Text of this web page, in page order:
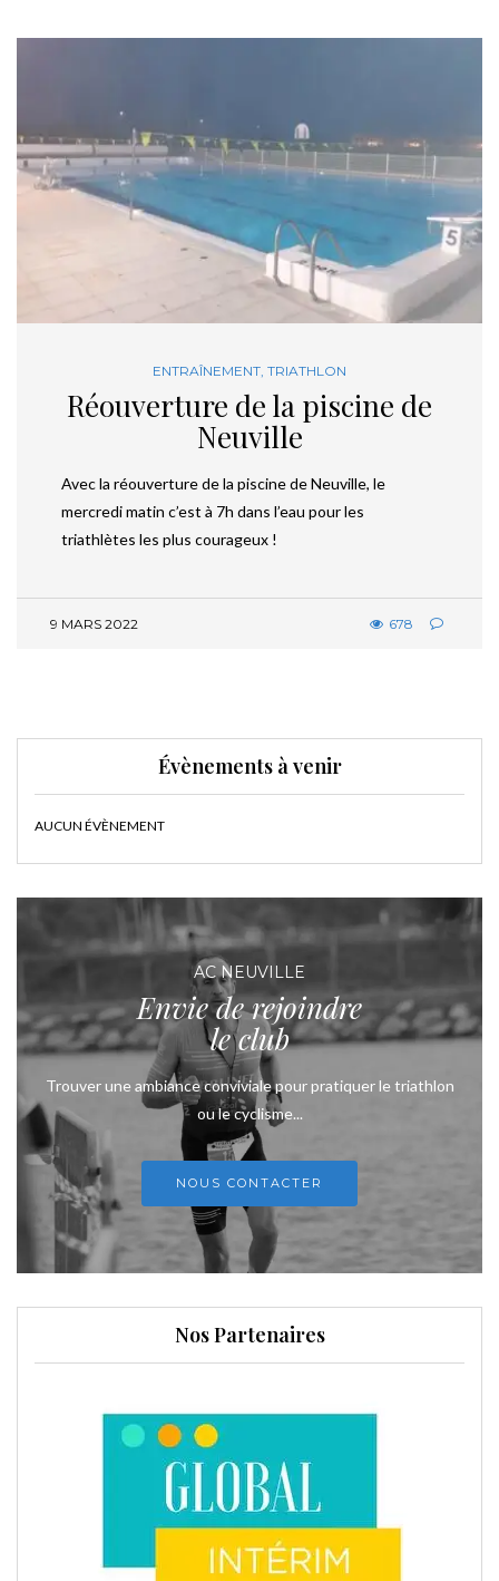
ENTRAÎNEMENT, TRIATHLON
Réouverture de la piscine de
Neuville
Avec la réouverture de la piscine de Neuville, le
mercredi matin c’est à 7h dans l’eau pour les
triathlètes les plus courageux !
9 MARS 2022 678
Évènements à venir
AUCUN ÉVÈNEMENT
AC NEUVILLE
Envie de rejoindre
le club
Trouver une ambiance conviviale pour pratiquer le triathlon
ou le cyclisme...
NOUS CONTACTER
Nos Partenaires